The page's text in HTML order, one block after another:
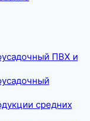
ПВХ и
средних